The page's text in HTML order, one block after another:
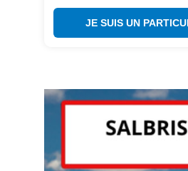
JE SUIS UN